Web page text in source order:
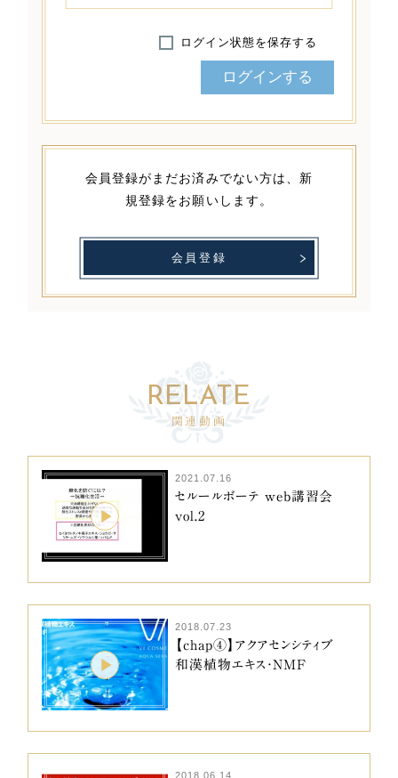
ログイン状態を保存する
会員登録がまだお済みでない方は、 新
規登録をお願いします。
会員登録
関連動画
2021.07.16
セルールボーテ web講習会
vol.2
2018.07.23
【chap④】アクアセンシティブ
和漢植物エキス・NMF
2018.06.14